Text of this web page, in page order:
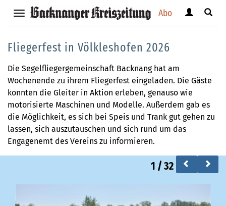
Abo
Navigation
anzeigen
verbergen
anzeigen
Suche
Fliegerfest in Völkleshofen 2026
Die Segelfliegergemeinschaft Backnang hat am
Wochenende zu ihrem Fliegerfest eingeladen. Die Gäste
konnten die Gleiter in Aktion erleben, genauso wie
motorisierte Maschinen und Modelle. Außerdem gab es
die Möglichkeit, es sich bei Speis und Trank gut gehen zu
lassen, sich auszutauschen und sich rund um das
Engagenemt des Vereins zu informieren.
1 /32